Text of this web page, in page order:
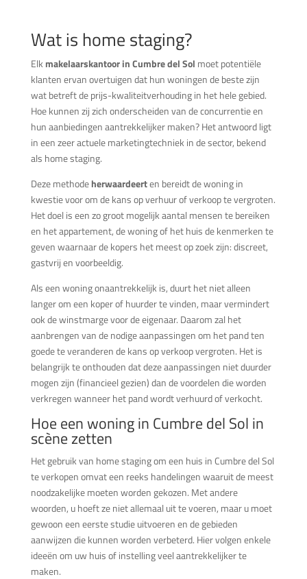
Wat is home staging?
Elk makelaarskantoor in Cumbre del Sol moet potentiële
klanten ervan overtuigen dat hun woningen de beste zijn
wat betreft de prijs-kwaliteitverhouding in het hele gebied.
Hoe kunnen zij zich onderscheiden van de concurrentie en
hun aanbiedingen aantrekkelijker maken? Het antwoord ligt
in een zeer actuele marketingtechniek in de sector, bekend
als home staging.
Deze methodeherwaardeerten bereidt de woning in
kwestie voor om de kans op verhuur of verkoop te vergroten.
Het doel is een zo groot mogelijk aantal mensen te bereiken
en het appartement, de woning of het huis de kenmerken te
geven waarnaar de kopers het meest op zoek zijn: discreet,
gastvrij en voorbeeldig.
Als een woning onaantrekkelijk is, duurt het niet alleen
langer om een koper of huurder te vinden, maar vermindert
ook de winstmarge voor de eigenaar. Daarom zal het
aanbrengen van de nodige aanpassingen om het pand ten
goede te veranderen de kans op verkoop vergroten. Het is
belangrijk te onthouden dat deze aanpassingen niet duurder
mogen zijn (financieel gezien) dan de voordelen die worden
verkregen wanneer het pand wordt verhuurd of verkocht.
Hoe een woning in Cumbre del Sol in
scène zetten
Het gebruik van home staging om een huis in Cumbre del Sol
te verkopen omvat een reeks handelingen waaruit de meest
noodzakelijke moeten worden gekozen. Met andere
woorden, u hoeft ze niet allemaal uit te voeren, maar u moet
gewoon een eerste studie uitvoeren en de gebieden
aanwijzen die kunnen worden verbeterd. Hier volgen enkele
ideeën om uw huis of instelling veel aantrekkelijker te
maken.